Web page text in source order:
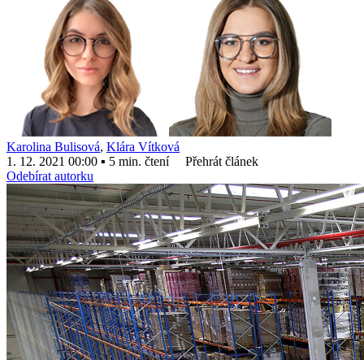
Karolina Bulisová, Klára Vítková
1. 12. 2021 00:00 ▪ 5 min. čtení
Přehrát článek
Odebírat autorku